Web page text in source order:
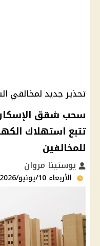
تحذير جديد لمخالفي
سحب شقق الإسكان
تتبع استهلاك
للمخالفين
يوستينا مروان
الأربعاء 10/يونيو/2026 - 10:12 م